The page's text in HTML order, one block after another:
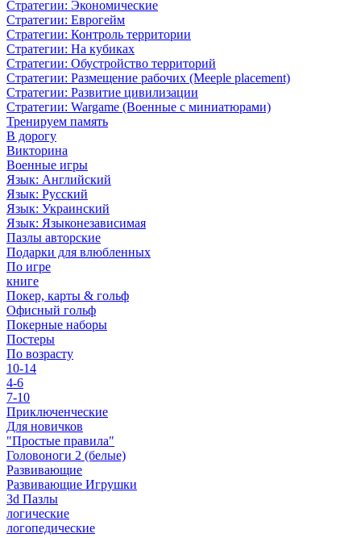
Стратегии: Экономические
Стратегии: Еврогейм
Стратегии: Контроль территории
Стратегии: На кубиках
Стратегии: Обустройство территорий
Стратегии: Размещение рабочих (Meeple placement)
Стратегии: Развитие цивилизации
Стратегии: Wargame (Военные с миниатюрами)
Тренируем память
В дорогу
Викторина
Военные игры
Язык: Английский
Язык: Русский
Язык: Украинский
Язык: Языконезависимая
Пазлы авторские
Подарки для влюбленных
По игре
книге
Покер, карты & гольф
Офисный гольф
Покерные наборы
Постеры
По возрасту
10-14
4-6
7-10
Приключенческие
Для новичков
"Простые правила"
Головоноги 2 (белые)
Развивающие
Развивающие Игрушки
3d Пазлы
логические
логопедические